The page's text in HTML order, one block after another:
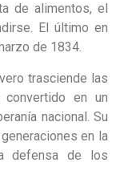
de alimentos, el
El último en
de 1834.
trasciende las
en un
nacional. Su
en la
defensa de los